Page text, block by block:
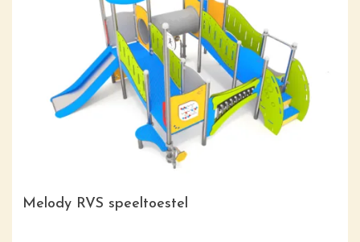
Melody RVS speeltoestel